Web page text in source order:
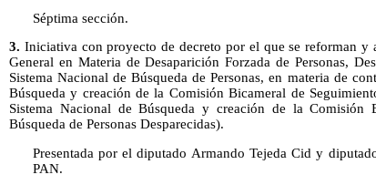
Séptima sección.
3. Iniciativa con proyecto de decreto por el que se reforman y
General en Materia de Desaparición Forzada de Personas,
Sistema Nacional de Búsqueda de Personas, en materia de
Búsqueda y creación de la Comisión Bicameral de
Sistema Nacional de Búsqueda y creación de la Comisión
Búsqueda de Personas Desparecidas).
Presentada por el diputado Armando Tejeda Cid y
PAN.